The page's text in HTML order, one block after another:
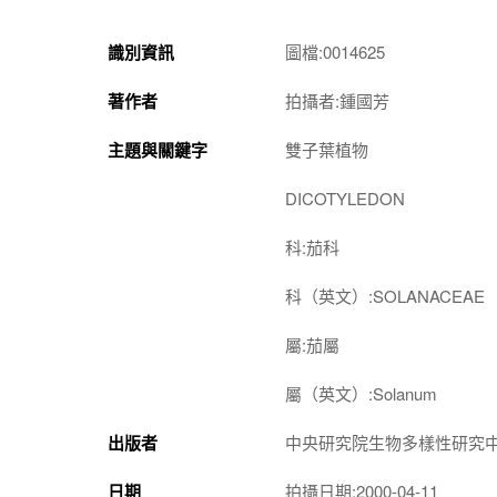
識別資訊 圖檔:0014625
著作者 拍攝者:鍾國芳
主題與關鍵字 雙子葉植物
DICOTYLEDON
科:茄科
科（英文）:SOLANACEAE
屬:茄屬
屬（英文）:Solanum
出版者 中央研究院生物多樣性研究
日期 拍攝日期:2000-04-11